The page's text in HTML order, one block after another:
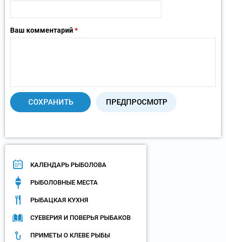
Ваш комментарий*
КАЛЕНДАРЬ РЫБОЛОВА
РЫБОЛОВНЫЕ МЕСТА
РЫБАЦКАЯ КУХНЯ
СУЕВЕРИЯ И ПОВЕРЬЯ РЫБАКОВ
ПРИМЕТЫ О КЛЕВЕ РЫБЫ